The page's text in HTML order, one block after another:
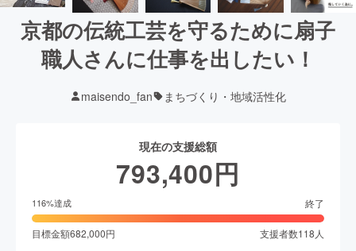
京都の伝統工芸を守るために扇子
職人さんに仕事を出したい！
maisendo_fan まちづくり・地域活性化
現在の支援総額
793,400円
116%達成 終了
目標金額682,000円 支援者数118 人